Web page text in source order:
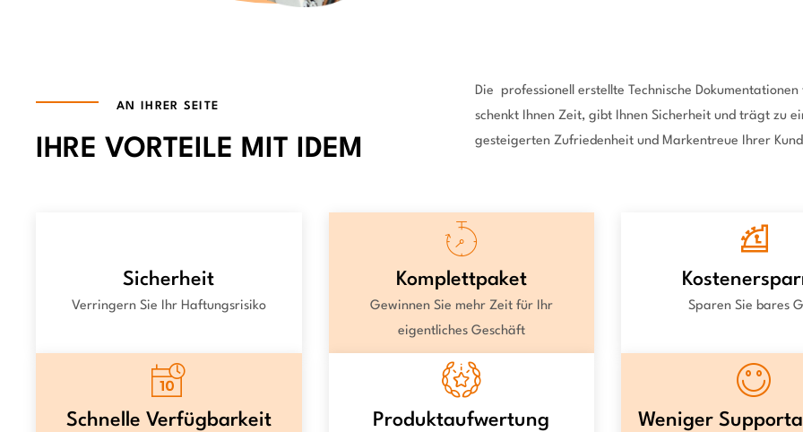
AN IHRER SEITE
IHRE VORTEILE MIT IDEM
Die professionell erstellte Technische Dokumentationen
schenkt Ihnen Zeit, gibt Ihnen Sicherheit und trägt zu
gesteigerten Zufriedenheit und Markentreue Ihrer
Sicherheit
Verringern Sie Ihr Haftungsrisiko
Komplettpaket
Gewinnen Sie mehr Zeit für Ihr
eigentliches Geschäft
Sparen Sie bares
Schnelle Verfügbarkeit Produktaufwertung Weniger